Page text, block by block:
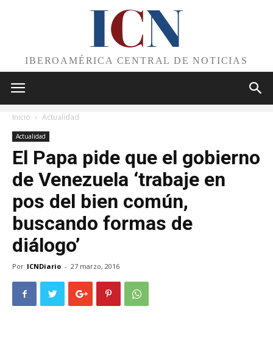
ICN
IBEROAMÉRICA CENTRAL DE NOTICIAS
Inicio Actualidad
Actualidad
El Papa pide que el gobierno
de Venezuela ‘trabaje en
pos del bien común,
buscando formas de
diálogo’
Por ICNDiario - 27 marzo, 2016